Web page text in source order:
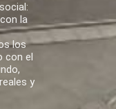
la
los
con el
y